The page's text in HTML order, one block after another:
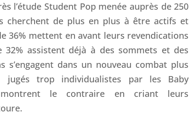
l’étude Student Pop menée auprès de 250
cherchent de plus en plus à être actifs et
36% mettent en avant leurs revendications
assistent déjà à des sommets et des
s’engagent dans un nouveau combat plus
jugés trop individualistes par les Baby
le contraire en criant leurs